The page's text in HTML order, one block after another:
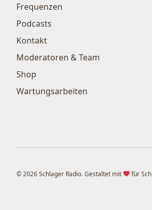
Frequenzen
Podcasts
Kontakt
Moderatoren & Team
Shop
Wartungsarbeiten
© 2026 Schlager Radio. Gestaltet mit für